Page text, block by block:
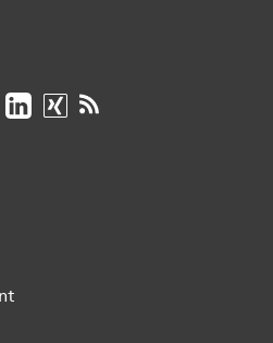
on Instagram
on Facebook
University on TikTok
University on BlueSky
Dortmund University on
TU Dortmund University on
TU Dortmund University